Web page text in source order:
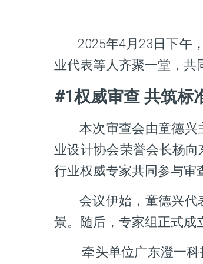
2025年4月23日下午，
业代表等人齐聚一堂，共
#1权威审查 共筑标
本次审查会由童德兴
业设计协会荣誉会长杨
行业权威专家共同参与审
会议伊始，童德兴
景。随后，专家组正式成
牵头单位广东澄一